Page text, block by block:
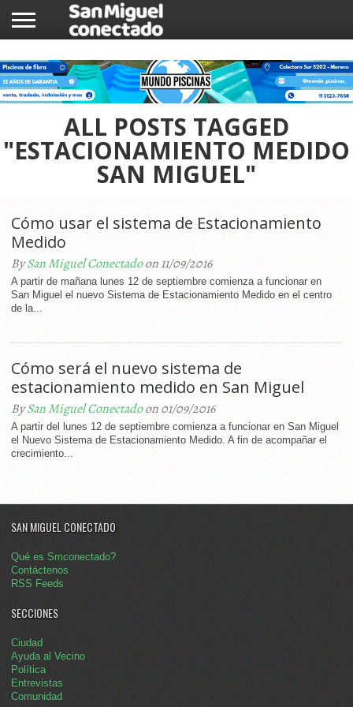
NOTICIAS
COMUNIDAD
COMERCIOS
ALL POSTS TAGGED
"ESTACIONAMIENTO MEDIDO
SAN MIGUEL"
Cómo usar el sistema de Estacionamiento
Medido
BySan Miguel Conectadoon 11/09/2016
A partir de mañana lunes 12 de septiembre comienza a funcionar en
San Miguel el nuevo Sistema de Estacionamiento Medido en el centro
de la...
Cómo será el nuevo sistema de
estacionamiento medido en San Miguel
BySan Miguel Conectadoon 01/09/2016
A partir del lunes 12 de septiembre comienza a funcionar en San Miguel
el Nuevo Sistema de Estacionamiento Medido. A fin de acompañar el
crecimiento...
SAN MIGUEL CONECTADO
Qué es Smconectado?
Contáctenos
RSS Feeds
SECCIONES
Ciudad
Ayuda al Vecino
Política
Entrevistas
Comunidad